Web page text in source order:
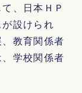
、日本ＨＰ
設けられ
教育関係者
学校関係者